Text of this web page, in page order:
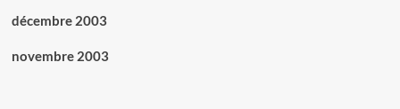
décembre 2003
novembre 2003